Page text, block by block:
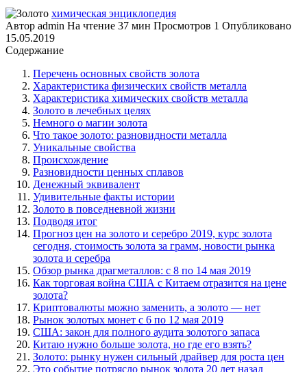
химическая энциклопедия
Автор admin На чтение 37 мин Просмотров 1 Опубликовано
15.05.2019
Содержание
Перечень основных свойств золота
Характеристика физических свойств металла
Характеристика химических свойств металла
Золото в лечебных целях
Немного о магии золота
Что такое золото: разновидности металла
Уникальные свойства
Происхождение
Разновидности ценных сплавов
Денежный эквивалент
Удивительные факты истории
Золото в повседневной жизни
Подводя итог
Прогноз цен на золото и серебро 2019, курс золота
сегодня, стоимость золота за грамм, новости рынка
золота и серебра
Обзор рынка драгметаллов: с 8 по 14 мая 2019
Как торговая война США с Китаем отразится на цене
золота?
Криптовалюты можно заменить, а золото — нет
Рынок золотых монет c 6 по 12 мая 2019
США: закон для полного аудита золотого запаса
Китаю нужно больше золота, но где его взять?
Золото: рынку нужен сильный драйвер для роста цен
Это событие потрясло рынок золота 20 лет назад